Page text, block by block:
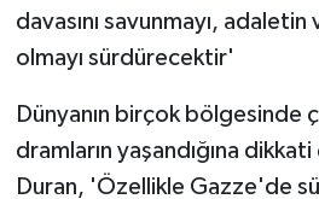
davasını savunmayı, adaletin
olmayı sürdürecektir'
Dünyanın birçok bölgesinde
dramların yaşandığına
Duran, 'Özellikle Gazze'de